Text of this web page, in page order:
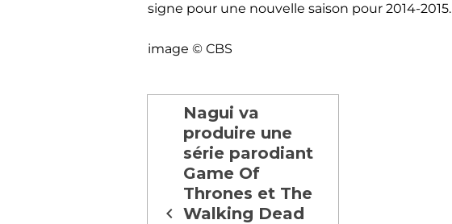
signe pour une nouvelle saison pour 2014-2015.
image © CBS
Nagui va
produire une
série parodiant
Game Of
Thrones et The
Walking Dead